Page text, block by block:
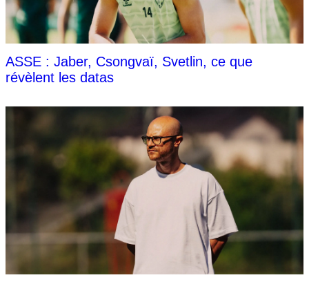
ASSE : Jaber, Csongvaï, Svetlin, ce que
révèlent les datas